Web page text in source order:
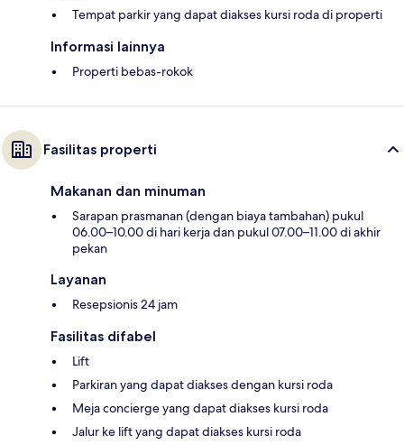
Tempat parkir yang dapat diakses kursi roda di properti
Informasi lainnya
Properti bebas-rokok
Fasilitas properti
Makanan dan minuman
Sarapan prasmanan (dengan biaya tambahan) pukul
06.00–10.00 di hari kerja dan pukul 07.00–11.00 di akhir
pekan
Layanan
Resepsionis 24 jam
Fasilitas difabel
Lift
Parkiran yang dapat diakses dengan kursi roda
Meja concierge yang dapat diakses kursi roda
Jalur ke lift yang dapat diakses kursi roda